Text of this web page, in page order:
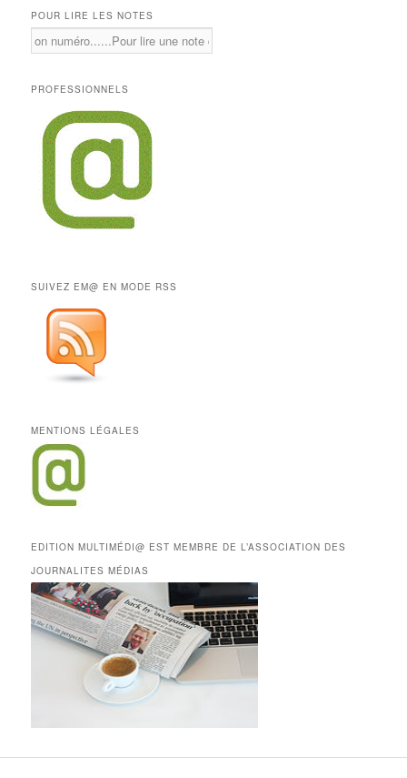
POUR LIRE LES NOTES
PROFESSIONNELS
SUIVEZ EM@ EN MODE RSS
MENTIONS LÉGALES
EDITION MULTIMÉDI@ EST MEMBRE DE L’ASSOCIATION DES
JOURNALITES MÉDIAS